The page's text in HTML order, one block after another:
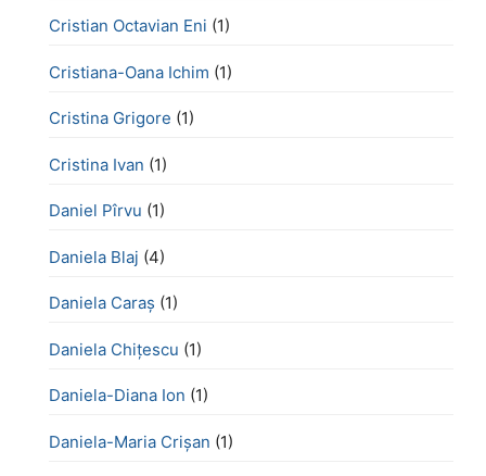
Cristian Octavian Eni (1)
Cristiana-Oana Ichim (1)
Cristina Grigore (1)
Cristina Ivan (1)
Daniel Pîrvu (1)
Daniela Blaj (4)
Daniela Caraș (1)
Daniela Chiţescu (1)
Daniela-Diana Ion (1)
Daniela-Maria Crișan (1)